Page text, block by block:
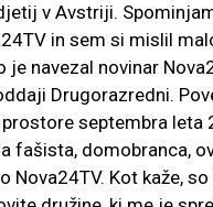
v Avstriji.
in sem si mislil
je navezal novinar
Drugorazredni.
septembra leta
fašista, domobranca,
Kot kaže,